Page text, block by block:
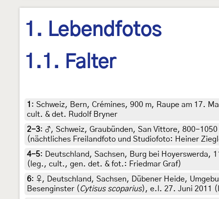
1. Lebendfotos
1.1. Falter
1 : Schweiz, Bern, Crémines, 900 m, Raupe am 17.
cult. & det. Rudolf Bryner
2-3: ♂, Schweiz, Graubünden, San Vittore, 800-
(nächtliches Freilandfoto und Studiofoto: Heiner
4-5:
Deutschland, Sachsen, Burg bei Hoyerswerda,
(leg., cult., gen. det. & fot.: Friedmar Graf)
6: ♀, Deutschland, Sachsen, Dübener Heide,
Besenginster ( Cytisus scoparius), e.l. 27. Juni 2011